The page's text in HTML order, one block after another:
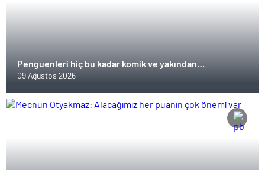
Penguenleri hiç bu kadar komik ve yakından
görmemiştiniz
09 Ağustos 2026